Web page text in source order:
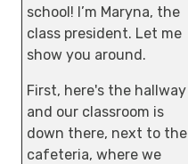
school! I’m Maryna, the
class president. Let me
show you around.
First, here's the hallway
and our classroom is
down there, next to the
cafeteria, where we